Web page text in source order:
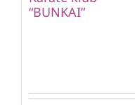
“BUNKAI”